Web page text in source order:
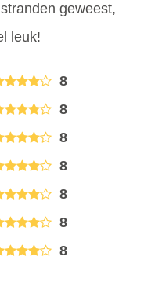
geweest,
leuk!
8
8
8
8
8
8
8